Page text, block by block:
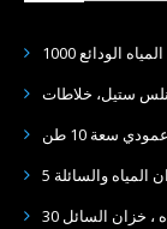
ستيل، خلاطات
سعة 10 طن
والسائلة
، خزان السائل